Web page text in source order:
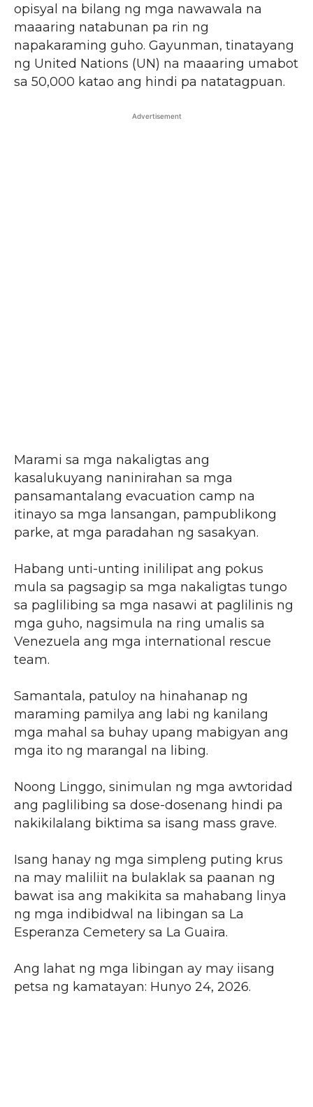
opisyal na bilang ng mga nawawala na
maaaring natabunan pa rin ng
napakaraming guho. Gayunman, tinatayang
ng United Nations (UN) na maaaring umabot
sa 50,000 katao ang hindi pa natatagpuan.
Advertisement
Marami sa mga nakaligtas ang
kasalukuyang naninirahan sa mga
pansamantalang evacuation camp na
itinayo sa mga lansangan, pampublikong
parke, at mga paradahan ng sasakyan.
Habang unti-unting inililipat ang pokus
mula sa pagsagip sa mga nakaligtas tungo
sa paglilibing sa mga nasawi at paglilinis ng
mga guho, nagsimula na ring umalis sa
Venezuela ang mga international rescue
team.
Samantala, patuloy na hinahanap ng
maraming pamilya ang labi ng kanilang
mga mahal sa buhay upang mabigyan ang
mga ito ng marangal na libing.
Noong Linggo, sinimulan ng mga awtoridad
ang paglilibing sa dose-dosenang hindi pa
nakikilalang biktima sa isang mass grave.
Isang hanay ng mga simpleng puting krus
na may maliliit na bulaklak sa paanan ng
bawat isa ang makikita sa mahabang linya
ng mga indibidwal na libingan sa La
Esperanza Cemetery sa La Guaira.
Ang lahat ng mga libingan ay may iisang
petsa ng kamatayan: Hunyo 24, 2026.